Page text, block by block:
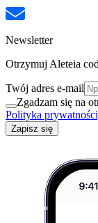
Newsletter
Otrzymuj Aleteia
Twój adres e-mail
Zgadzam się na
Polityka
Zapisz się